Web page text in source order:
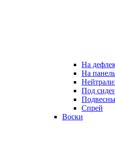
На
На
Под
Спрей
Воски